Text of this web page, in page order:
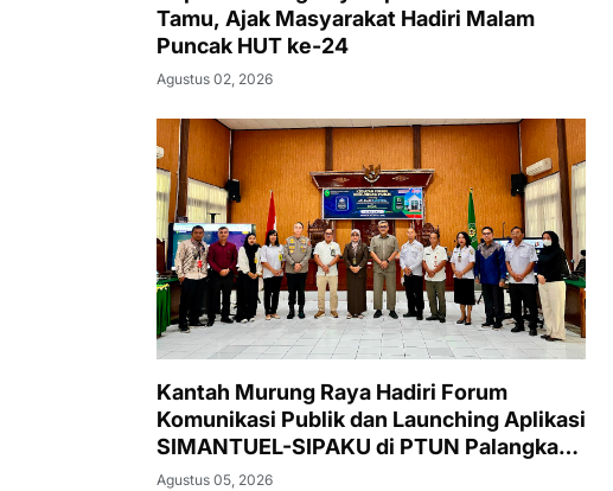
Tamu, Ajak Masyarakat Hadiri Malam
Puncak HUT ke-24
Agustus 02, 2026
Kantah Murung Raya Hadiri Forum
Komunikasi Publik dan Launching Aplikasi
SIMANTUEL-SIPAKU di PTUN Palangka
Raya
Agustus 05, 2026